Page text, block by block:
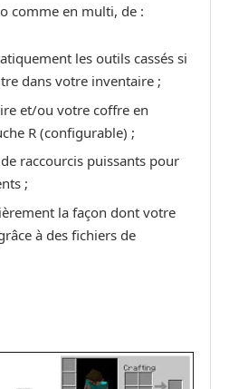
comme en multi, de :
les outils cassés si
dans votre inventaire ;
et/ou votre coffre en
R (configurable) ;
raccourcis puissants pour
;
la façon dont votre
à des fichiers de